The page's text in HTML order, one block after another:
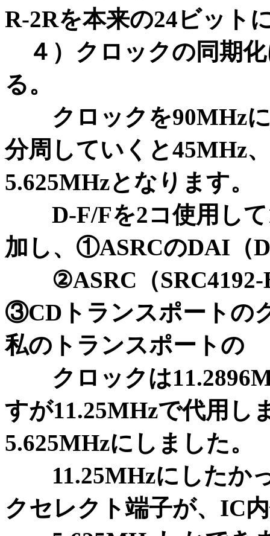
R-2Rを本来の24ビット
４）クロックの同期
る。
クロックを90MHzに
分周していくと45MHz
5.625MHzとなります。
D-F/Fを2コ使用して
加し、①ASRCのDAI（
②ASRC（SRC4192-
③CDトランスポートの
私のトランスポートの
クロックは
すが11.25MHzで代用
5.625MHzにしました。
11.25MHzにしたかっ
クセレクト端子が、IC